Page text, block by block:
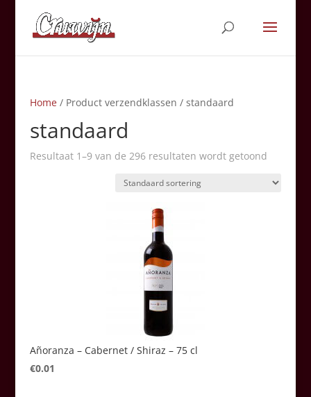
Home/ Product verzendklassen / standaard
standaard
Resultaat 1–9 van de 296 resultaten wordt getoond
Añoranza – Cabernet / Shiraz – 75 cl
€0.01